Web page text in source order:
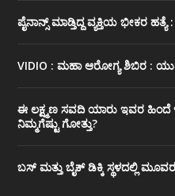
ಪೈನಾನ್ಸ್ ಮಾಡ್ತಿದ್ದ ವ್ಯಕ್ತಿಯ ಭೀಕರ‌
VIDIO : ಮಹಾ ಆರೋಗ್ಯ ಶಿಬಿರ :
ಈ ಲಕ್ಷ್ಮಣ ಸವದಿ ಯಾರು ಇವರ ಹಿಂದೆ
ನಿಮ್ಮಗೆಷ್ಟು ಗೋತ್ತು?
ಬಸ್ ಮತ್ತು ಬೈಕ್ ಡಿಕ್ಕಿ ಸ್ಥಳದಲ್ಲಿ